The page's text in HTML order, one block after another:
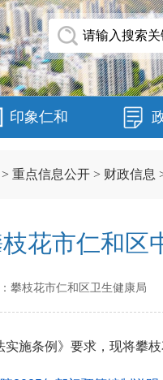
印象仁和
> 重点信息公开 > 财政信息
花市仁和区
攀枝花市仁和区卫生健康局
施条例》要求，现将攀